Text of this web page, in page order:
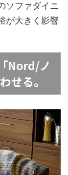
ソファダイニ
が大きく影響
Nord/ノ
せる。